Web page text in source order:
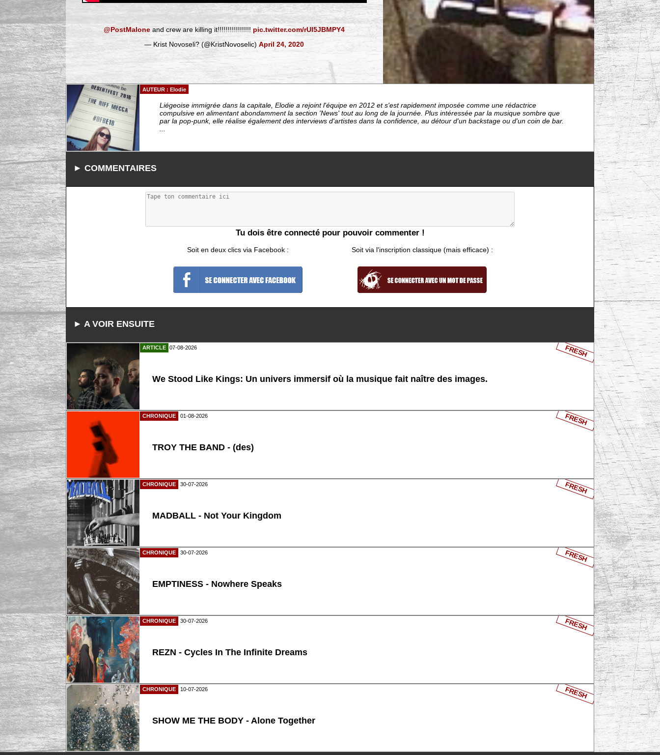
@PostMalone and crew are killing it!!!!!!!!!!!!!!!!! pic.twitter.com/rUI5JBMPY4
— Krist Novoseli? (@KristNovoselic)April 24, 2020
AUTEUR : Elodie
Liégeoise immigrée dans la capitale, Elodie a rejoint l'équipe en 2012 et s'est rapidement imposée comme une rédactrice
compulsive en alimentant abondamment la section 'News' tout au long de la journée. Plus intéressée par la musique sombre que
par la pop-punk, elle réalise également des interviews d'artistes dans la confidence, au détour d'un backstage ou d'un coin de bar.
► COMMENTAIRES
Tu dois être connecté pour pouvoir commenter !
Soit en deux clics via Facebook : Soit via l'inscription classique (mais efficace) :
► A VOIR ENSUITE
ARTICLE 07-08-2026
We Stood Like Kings: Un univers immersif où la musique fait naître des images.
FRESH
CHRONIQUE 01-08-2026
TROY THE BAND - (des)
FRESH
CHRONIQUE 30-07-2026
MADBALL - Not Your Kingdom
FRESH
CHRONIQUE 30-07-2026
EMPTINESS - Nowhere Speaks
FRESH
CHRONIQUE 30-07-2026
REZN - Cycles In The Infinite Dreams
FRESH
CHRONIQUE 10-07-2026
SHOW ME THE BODY - Alone Together
FRESH